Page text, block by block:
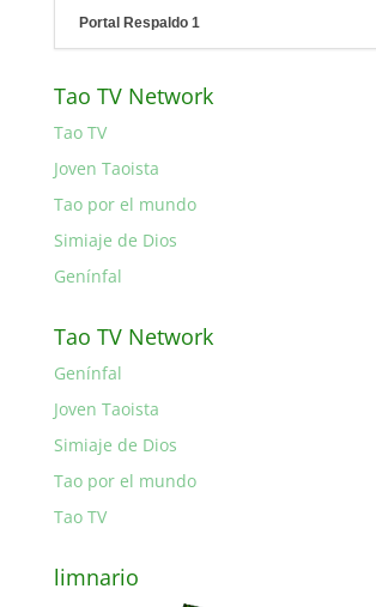
Portal Respaldo 1
Tao TV Network
Tao TV
Joven Taoista
Tao por el mundo
Simiaje de Dios
Genínfal
Tao TV Network
Genínfal
Joven Taoista
Simiaje de Dios
Tao por el mundo
Tao TV
limnario